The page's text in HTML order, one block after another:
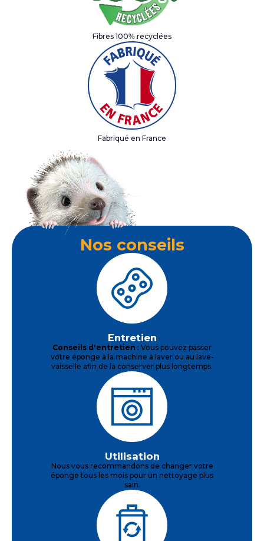
Fibres 100% recyclées
Fabriqué en France
Nos conseils
Entretien
Conseils d'entretien : Vous pouvez passer
votre éponge à la machine à laver ou au lave-
vaisselle afin de la conserver plus longtemps.
Utilisation
Nous vous recommandons de changer votre
éponge tous les mois pour un nettoyage plus
sain.